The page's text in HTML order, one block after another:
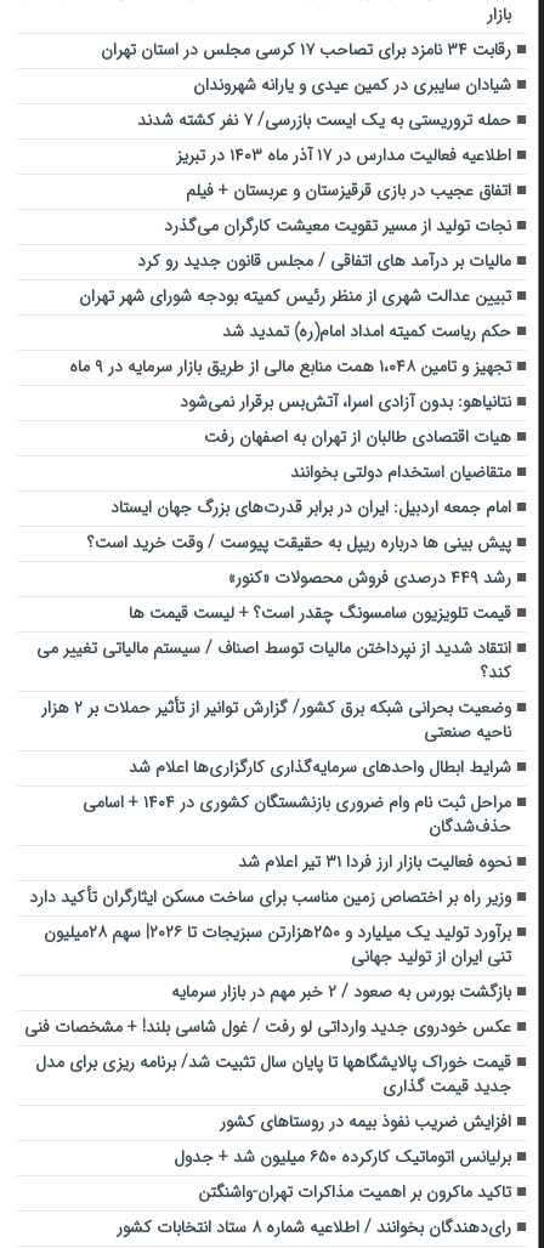
بازار
رقابت ۳۴ نامزد برای تصاحب ۱۷ کرسی مجلس در استان تهران
شیادان سایبری در کمین عیدی و یارانه شهروندان
حمله تروریستی به یک ایست بازرسی/ ۷ نفر کشته شدند
اطلاعیه فعالیت مدارس در ۱۷ آذر ماه ۱۴۰۳ در تبریز
اتفاق عجیب در بازی قرقیزستان و عربستان + فیلم
نجات تولید از مسیر تقویت معیشت کارگران می‌گذرد
مالیات بر درآمد های اتفاقی / مجلس قانون جدید رو کرد
تبیین عدالت شهری از منظر رئیس کمیته بودجه شورای شهر تهران
حکم ریاست کمیته امداد امام(ره) تمدید شد
تجهیز و تامین ۱،۰۴۸ همت منابع مالی از طریق بازار سرمایه در ۹ ماه
نتانیاهو: بدون آزادی اسرا، آتش‌بس برقرار نمی‌شود
هیات اقتصادی طالبان از تهران به اصفهان رفت
متقاضیان استخدام دولتی بخوانند
امام جمعه اردبیل: ایران در برابر قدرت‌های بزرگ جهان ایستاد‌
پیش بینی ها درباره ریپل به حقیقت پیوست / وقت خرید است؟
رشد ۴۴۹ درصدی فروش محصولات «کنور»
قیمت تلویزیون سامسونگ چقدر است؟ + لیست قیمت ها
انتقاد شدید از نپرداختن مالیات توسط اصناف / سیستم مالیاتی تغییر می
کند؟
وضعیت بحرانی شبکه برق کشور/ گزارش توانیر از تأثیر حملات بر ۲ هزار
ناحیه صنعتی
شرایط ابطال واحدهای سرمایه‌گذاری کارگزاری‌‌ها اعلام شد
مراحل ثبت نام وام ضروری بازنشستگان کشوری در ۱۴۰۴ + اسامی
حذف‌شدگان
نحوه فعالیت بازار ارز فردا ۳۱ تیر اعلام شد
وزیر راه بر اختصاص زمین مناسب برای ساخت مسکن ایثارگران تأکید دارد
برآورد تولید یک میلیارد و ۲۵۰هزارتن سبزیجات تا ۲۰۲۶| سهم ۲۸میلیون
تنی ایران از تولید جهانی
بازگشت بورس به صعود / ۲ خبر مهم در بازار سرمایه
عکس خودروی جدید وارداتی لو رفت / غول شاسی بلند! + مشخصات فنی
قیمت خوراک پالایشگاهها تا پایان سال تثبیت شد/ برنامه ریزی برای مدل
جدید قیمت گذاری
افزایش ضریب نفوذ بیمه در روستاهای کشور
برلیانس اتوماتیک کارکرده ۶۵۰ میلیون شد + جدول
تاکید ماکرون بر اهمیت مذاکرات تهران-واشنگتن
رای‌دهندگان بخوانند / اطلاعیه شماره ۸ ستاد انتخابات کشور